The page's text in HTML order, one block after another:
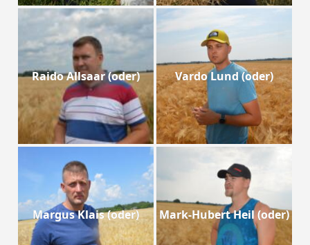
Raido Allsaar (oder) Vardo Lund (oder)
Margus Klais (oder) Mark-Hubert Heil (oder)